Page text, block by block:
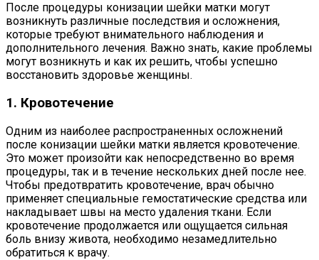
После процедуры конизации шейки матки могут
возникнуть различные последствия и осложнения,
которые требуют внимательного наблюдения и
дополнительного лечения. Важно знать, какие проблемы
могут возникнуть и как их решить, чтобы успешно
восстановить здоровье женщины.
1. Кровотечение
Одним из наиболее распространенных осложнений
после конизации шейки матки является кровотечение.
Это может произойти как непосредственно во время
процедуры, так и в течение нескольких дней после нее.
Чтобы предотвратить кровотечение, врач обычно
применяет специальные гемостатические средства или
накладывает швы на место удаления ткани. Если
кровотечение продолжается или ощущается сильная
боль внизу живота, необходимо незамедлительно
обратиться к врачу.